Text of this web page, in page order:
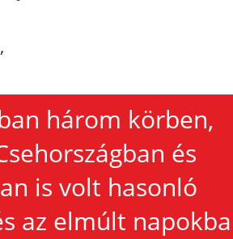
három körben,
és
is volt hasonló
az elmúlt